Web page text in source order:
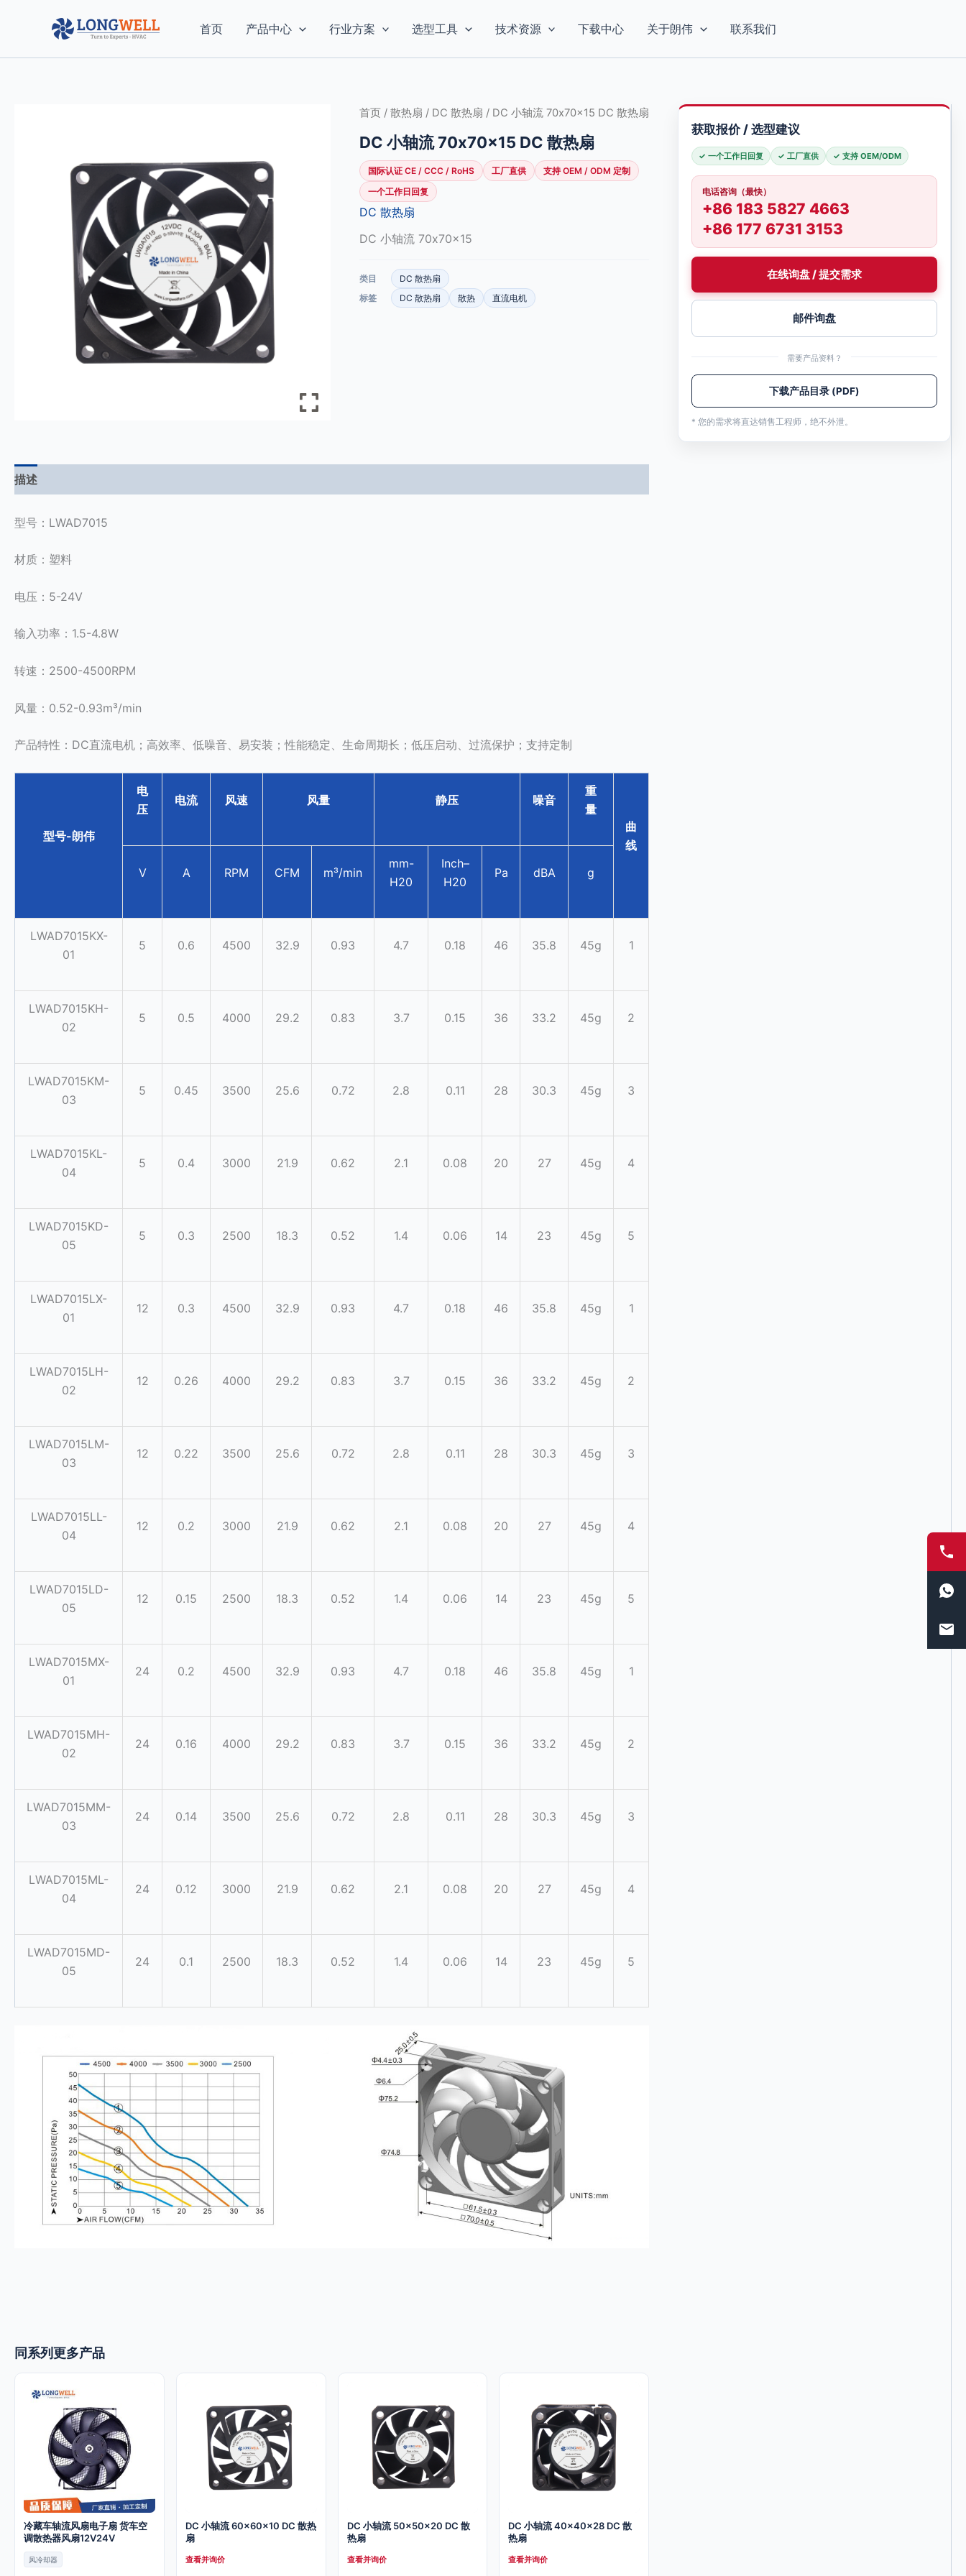
首页 产品中心 行业方案 选型工具 技术资源 下载中心 关于朗伟 联系我们
首页 / 散热扇 / DC 散热扇 / DC 小轴流 70x70x15 DC 散热扇
DC 小轴流 70x70x15 DC 散热扇
国际认证 CE / CCC / RoHS 工厂直供
支持 OEM / ODM 定制
一个工作日回复
DC 散热扇
DC 小轴流 70x70x15
类目
DC 散热扇
标签
DC 散热扇 散热 直流电机
获取报价 / 选型建议
✓ 一个工作日回复 ✓ 工厂直供 ✓ 支持 OEM/ODM
电话咨询（最快）
+86 183 5827 4663
+86 177 6731 3153
在线询盘 / 提交需求
邮件询盘
需要产品资料？
下载产品目录 (PDF)
* 您的需求将直达销售工程师，绝不外泄。
描述
型号：LWAD7015
材质：塑料
电压：5-24V
输入功率：1.5-4.8W
转速：2500-4500RPM
风量：0.52-0.93m³/min
产品特性：DC直流电机；高效率、低噪音、易安装；性能稳定、生命周期长；低压启动、过流保护；支持定制
型号-朗伟
电
压
电流 风速 风量 静压 噪音
重
量
曲
线
V
A RPM CFM m³/min
mm-
H20
Inch–
H20
Pa dBA g
LWAD7015KX-
01
5 0.6 4500 32.9 0.93 4.7 0.18 46 35.8 45g 1
LWAD7015KH-
02
5 0.5 4000 29.2 0.83 3.7 0.15 36 33.2 45g 2
LWAD7015KM-
03
5 0.45 3500 25.6 0.72 2.8 0.11 28 30.3 45g 3
LWAD7015KL-
04
5 0.4 3000 21.9 0.62 2.1 0.08 20 27 45g 4
LWAD7015KD-
05
5 0.3 2500 18.3 0.52 1.4 0.06 14 23 45g 5
LWAD7015LX-
01
12 0.3 4500 32.9 0.93 4.7 0.18 46 35.8 45g 1
LWAD7015LH-
02
12 0.26 4000 29.2 0.83 3.7 0.15 36 33.2 45g 2
LWAD7015LM-
03
12 0.22 3500 25.6 0.72 2.8 0.11 28 30.3 45g 3
LWAD7015LL-
04
12 0.2 3000 21.9 0.62 2.1 0.08 20 27 45g 4
LWAD7015LD-
05
12 0.15 2500 18.3 0.52 1.4 0.06 14 23 45g 5
LWAD7015MX-
01
24 0.2 4500 32.9 0.93 4.7 0.18 46 35.8 45g 1
LWAD7015MH-
02
24 0.16 4000 29.2 0.83 3.7 0.15 36 33.2 45g 2
LWAD7015MM-
03
24 0.14 3500 25.6 0.72 2.8 0.11 28 30.3 45g 3
LWAD7015ML-
04
24 0.12 3000 21.9 0.62 2.1 0.08 20 27 45g 4
LWAD7015MD-
05
24 0.1 2500 18.3 0.52 1.4 0.06 14 23 45g 5
同系列更多产品
冷藏车轴流风扇电子扇 货车空
调散热器风扇12V24V
风冷却器
DC 小轴流 60x60x10 DC 散热
扇
查看并询价
DC 小轴流 50x50x20 DC 散
热扇
查看并询价
DC 小轴流 40x40x28 DC 散
热扇
查看并询价